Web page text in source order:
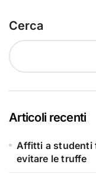
Cerca
Articoli recenti
Affitti a studenti
evitare le truffe